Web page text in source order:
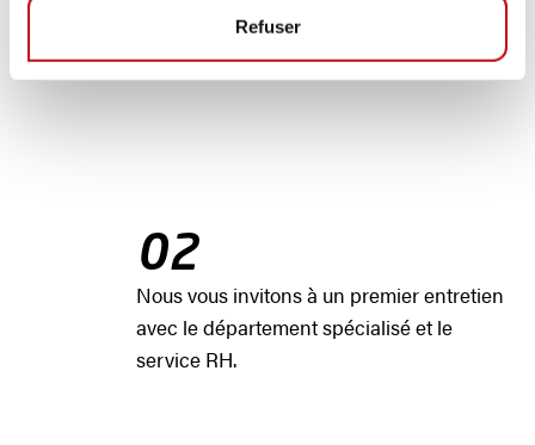
Refuser
02
Nous vous invitons à un premier entretien
avec le département spécialisé et le
service RH.